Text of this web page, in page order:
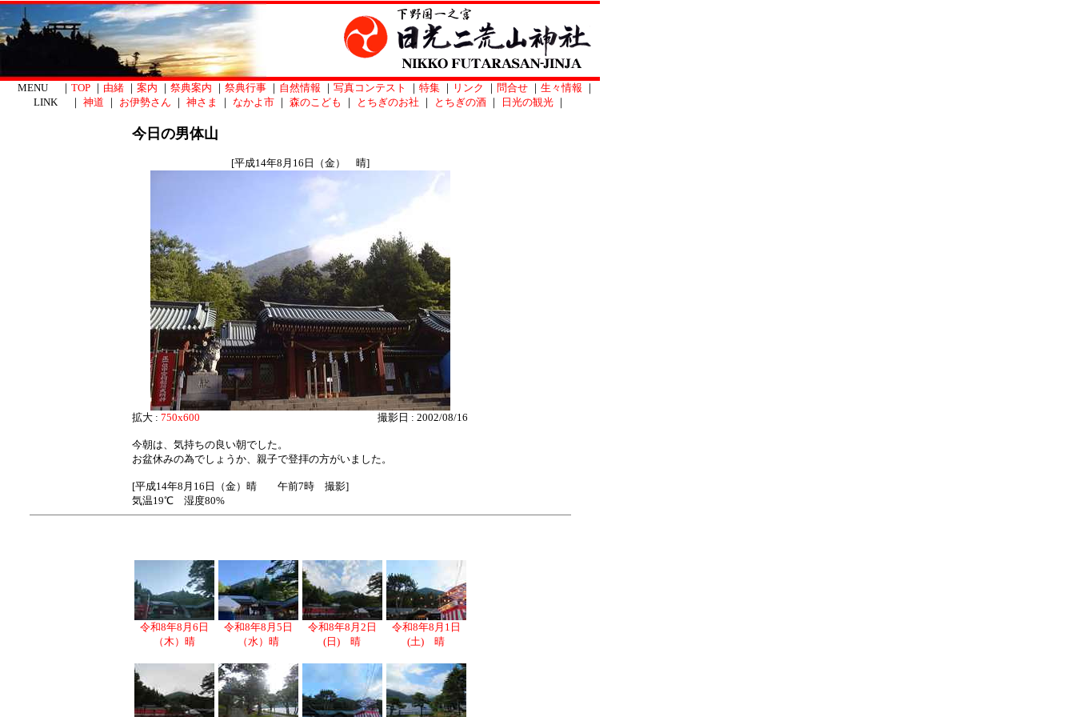
MENU ｜ TOP ｜ 由緒 ｜ 案内 ｜ 祭典案内 ｜ 祭典行事 ｜ 自然情報 ｜ 写真コンテスト ｜ 特集 ｜ リンク ｜ 問合せ ｜ 生々情報 ｜
LINK ｜ 神道 ｜ お伊勢さん ｜ 神さま ｜ なかよ市 ｜ 森のこども ｜ とちぎのお社 ｜ とちぎの酒 ｜ 日光の観光 ｜
今日の男体山
[平成14年8月16日（金） 晴]
拡大 : 750x600 撮影日 : 2002/08/16
今朝は、気持ちの良い朝でした。
お盆休みの為でしょうか、親子で登拝の方がいました。
[平成14年8月16日（金）晴 午前7時 撮影]
気温19℃ 湿度80%
令和8年8月6日
（木）晴
令和8年8月5日
（水）晴
令和8年8月2日
(日) 晴
令和8年8月1日
(土) 晴